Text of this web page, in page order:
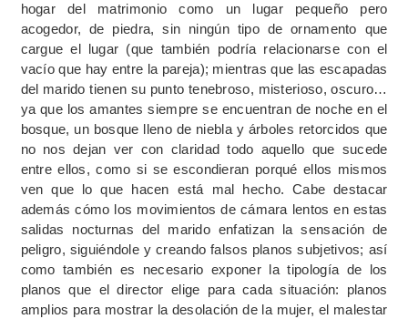
hogar del matrimonio como un lugar pequeño pero
acogedor, de piedra, sin ningún tipo de ornamento que
cargue el lugar (que también podría relacionarse con el
vacío que hay entre la pareja); mientras que las escapadas
del marido tienen su punto tenebroso, misterioso, oscuro…
ya que los amantes siempre se encuentran de noche en el
bosque, un bosque lleno de niebla y árboles retorcidos que
no nos dejan ver con claridad todo aquello que sucede
entre ellos, como si se escondieran porqué ellos mismos
ven que lo que hacen está mal hecho. Cabe destacar
además cómo los movimientos de cámara lentos en estas
salidas nocturnas del marido enfatizan la sensación de
peligro, siguiéndole y creando falsos planos subjetivos; así
como también es necesario exponer la tipología de los
planos que el director elige para cada situación: planos
amplios para mostrar la desolación de la mujer, el malestar